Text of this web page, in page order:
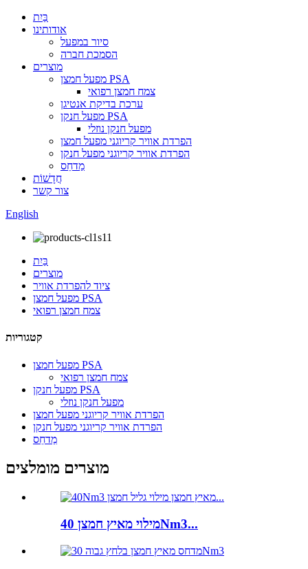
בַּיִת
אודותינו
סיור במפעל
הסמכת חברה
מוצרים
מפעל חמצן PSA
צמח חמצן רפואי
ערכת בדיקת אנטיגן
מפעל חנקן PSA
מפעל חנקן נוזלי
הפרדת אוויר קריוגני מפעל חמצן
הפרדת אוויר קריוגני מפעל חנקן
מַדחֵס
חֲדָשׁוֹת
צור קשר
English
בַּיִת
מוצרים
ציוד להפרדת אוויר
מפעל חמצן PSA
צמח חמצן רפואי
קטגוריות
מפעל חמצן PSA
צמח חמצן רפואי
מפעל חנקן PSA
מפעל חנקן נוזלי
הפרדת אוויר קריוגני מפעל חמצן
הפרדת אוויר קריוגני מפעל חנקן
מַדחֵס
מוצרים מומלצים
מילוי מאיץ חמצן 40Nm3...